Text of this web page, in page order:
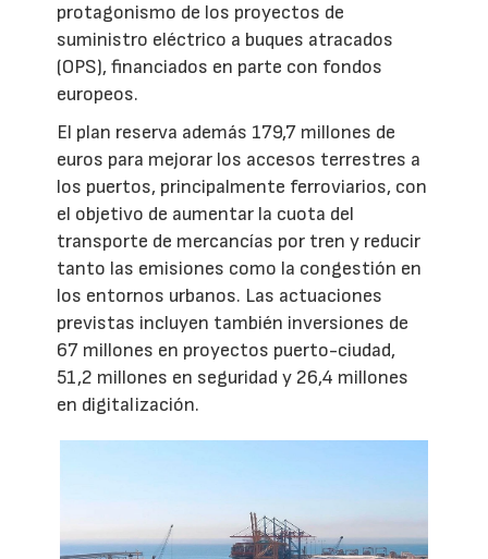
protagonismo de los proyectos de
suministro eléctrico a buques atracados
(OPS), financiados en parte con fondos
europeos.
El plan reserva además 179,7 millones de
euros para mejorar los accesos terrestres a
los puertos, principalmente ferroviarios, con
el objetivo de aumentar la cuota del
transporte de mercancías por tren y reducir
tanto las emisiones como la congestión en
los entornos urbanos. Las actuaciones
previstas incluyen también inversiones de
67 millones en proyectos puerto-ciudad,
51,2 millones en seguridad y 26,4 millones
en digitalización.